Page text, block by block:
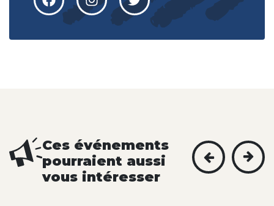
Ces événements
pourraient aussi
vous intéresser